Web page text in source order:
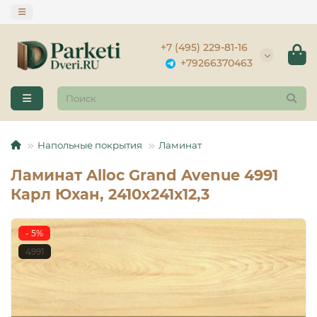
+7 (495) 229-81-16
+79266370463
Напольные покрытия Ламинат
Ламинат Alloc Grand Avenue 4991
Карл Юхан, 2410x241х12,3
- 5%
4991